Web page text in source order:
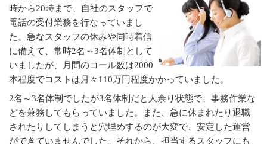
時から20時まで、自社のスタッフで
電話の受付業務を行なっていまし
た。急なスタッフの休みや同時着信
に備えて、常時2名～3名体制として
いましたが、月間のコール数は2000
本程度でコストは月々110万円程度かかっていました。
2名～3名体制でしたが3名体制だと人余り状態で、事務作業な
どを兼務してもらっていました。また、急に休まれたり退職
されたりしてしまうと穴埋めするのが大変で、安定した運営
ができていませんでした。それから、担当するスタッフにも